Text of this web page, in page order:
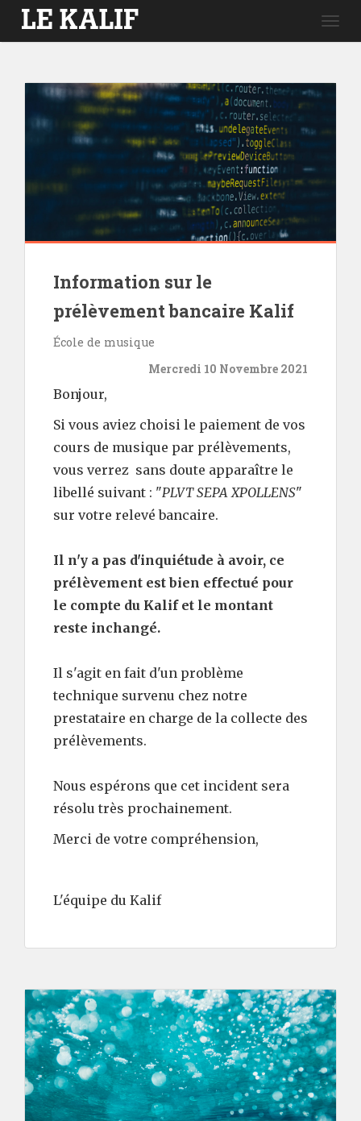
Information sur le
prélèvement bancaire Kalif
École de musique
Mercredi 10 Novembre 2021
Bonjour,
Si vous aviez choisi le paiement de vos
cours de musique par prélèvements,
vous verrez sans doute apparaître le
libellé suivant : "PLVT SEPA XPOLLENS"
sur votre relevé bancaire.
Il n'y a pas d'inquiétude à avoir, ce
prélèvement est bien effectué pour
le compte du Kalif et le montant
reste inchangé.
Il s'agit en fait d'un problème
technique survenu chez notre
prestataire en charge de la collecte des
prélèvements.
Nous espérons que cet incident sera
résolu très prochainement.
Merci de votre compréhension,
L'équipe du Kalif